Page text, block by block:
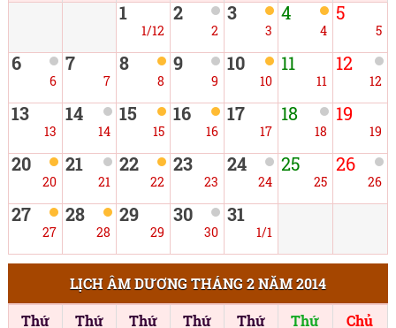
1
1/12
2
2
3
3
4
4
5
5
6
6
7
7
8
8
9
9
10
10
11
11
12
12
13
13
14
14
15
15
16
16
17
17
18
18
19
19
20
20
21
21
22
22
23
23
24
24
25
25
26
26
27
27
28
28
29
29
30
30
31
1/1
LỊCH ÂM DƯƠNG THÁNG 2 NĂM 2014
Thứ
Thứ Thứ Thứ Thứ Thứ Chủ